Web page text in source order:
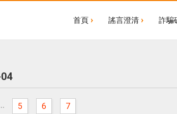
首頁 謠言澄清 詐騙
5 6 7